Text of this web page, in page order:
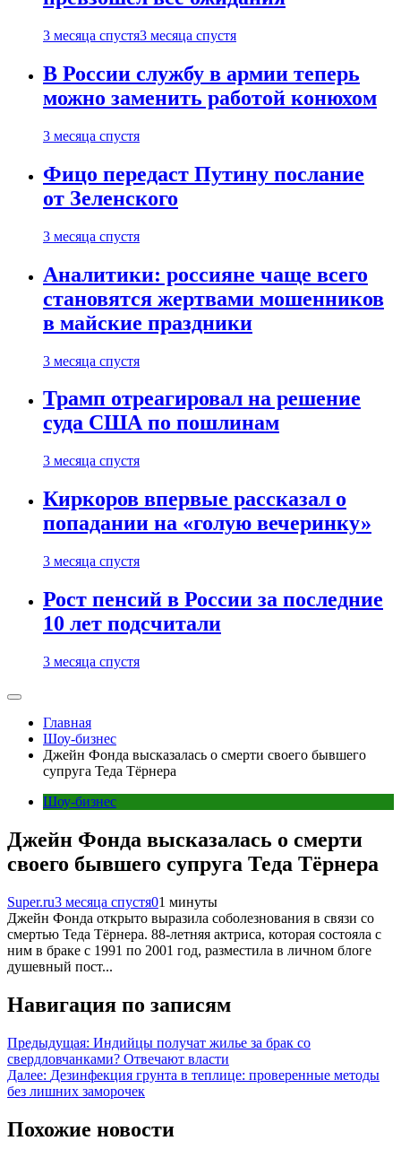
3 месяца спустя3 месяца спустя
В России службу в армии теперь
можно заменить работой конюхом
3 месяца спустя
Фицо передаст Путину послание
от Зеленского
3 месяца спустя
Аналитики: россияне чаще всего
становятся жертвами мошенников
в майские праздники
3 месяца спустя
Трамп отреагировал на решение
суда США по пошлинам
3 месяца спустя
Киркоров впервые рассказал о
попадании на «голую вечеринку»
3 месяца спустя
Рост пенсий в России за последние
10 лет подсчитали
3 месяца спустя
Главная
Шоу-бизнес
Джейн Фонда высказалась о смерти своего бывшего
супруга Теда Тёрнера
Шоу-бизнес
Джейн Фонда высказалась о смерти
своего бывшего супруга Теда Тёрнера
Super.ru3 месяца спустя01 минуты
Джейн Фонда открыто выразила соболезнования в связи со
смертью Теда Тёрнера. 88-летняя актриса, которая состояла с
ним в браке с 1991 по 2001 год, разместила в личном блоге
душевный пост...
Навигация по записям
Предыдущая: Индийцы получат жилье за брак со
свердловчанками? Отвечают власти
Далее: Дезинфекция грунта в теплице: проверенные методы
без лишних заморочек
Похожие новости